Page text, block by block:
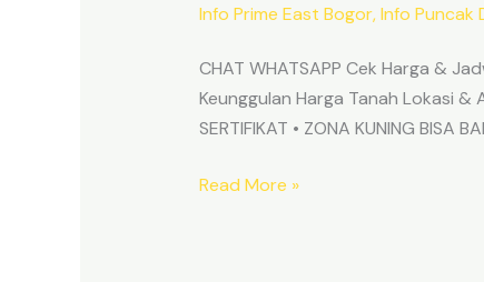
Info Prime East Bogor,Info Puncak
CHAT WHATSAPP Cek Harga &
Keunggulan Harga Tanah Lokasi &
SERTIFIKAT • ZONA KUNING BISA
Read More »